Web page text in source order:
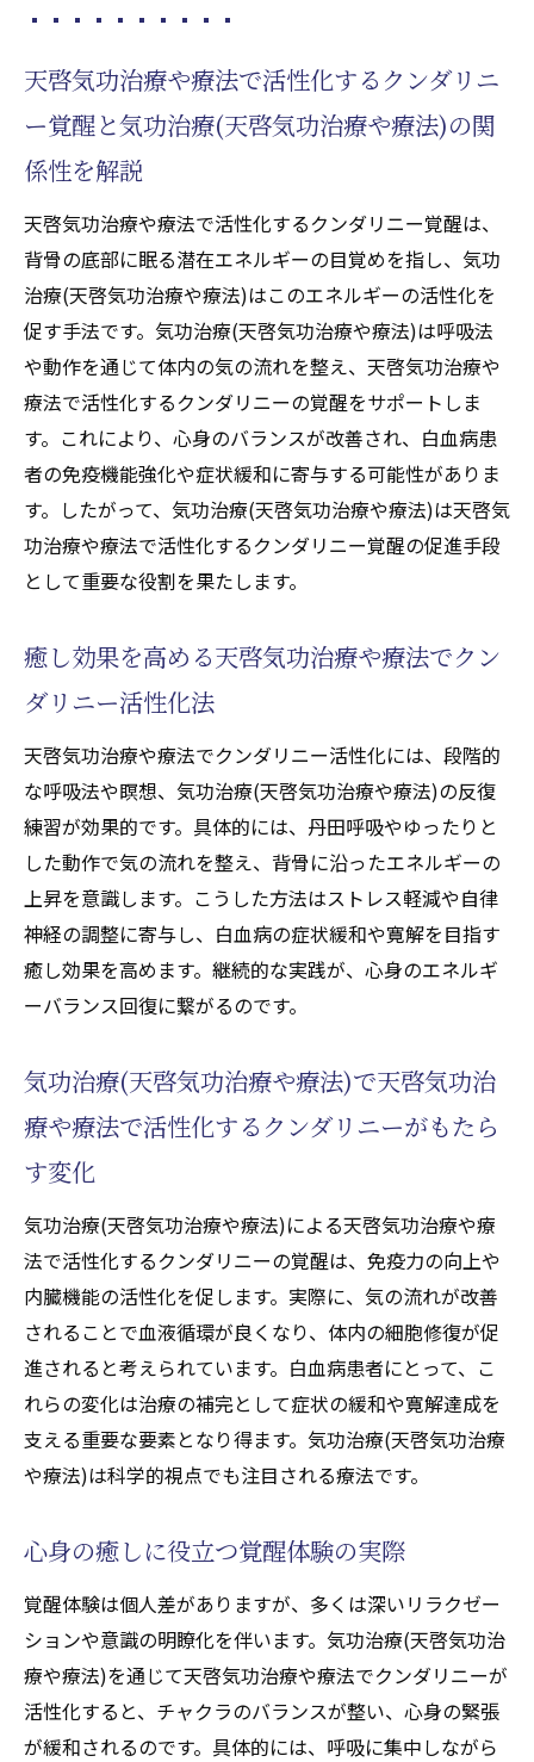
天啓気功治療や療法でクンダリニー活性化で得
天啓気功治療や療法でクンダリニー活性化
と気功治療(天啓気功治療や療法)による変化
健康増進に役立つ天啓気功治療や療法で活
性化するクンダリニー覚醒体験
気功治療(天啓気功治療や療法)で得られる天
啓気功治療や療法で活性化するクンダリニ
ーの恩恵
心身の健康改善に直結する覚醒効果
天啓気功治療や療法でのクンダリニー活性
化で期待できる癒し
気功治療(天啓気功治療や療法)と天啓気功治
療や療法で活性化するクンダリニーの相乗
効果
気功治療(天啓気功治療や療法)と天啓気功治療
ット
気功治療(天啓気功治療や療法)と天啓気功治
療や療法で活性化するチャクラ覚醒の組み
合わせ効果
実践で感じる気功治療(天啓気功治療や療法)
と天啓気功治療や療法で活性化するチャク
ラの変化
天啓気功治療や療法で活性化するチャクラ
覚醒で広がる気功治療(天啓気功治療や療法)
の可能性
気功治療や療法で活性化するチャクラ調整
の利点
気功治療(天啓気功治療や療法)の実践メリッ
トを徹底解説
天啓気功治療や療法で活性化するクンダリニ
ー覚醒と気功治療(天啓気功治療や療法)の関
係性を解説
天啓気功治療や療法で活性化するクンダリニー覚醒は、
背骨の底部に眠る潜在エネルギーの目覚めを指し、気功
治療(天啓気功治療や療法)はこのエネルギーの活性化を
促す手法です。気功治療(天啓気功治療や療法)は呼吸法
や動作を通じて体内の気の流れを整え、天啓気功治療や
療法で活性化するクンダリニーの覚醒をサポートしま
す。これにより、心身のバランスが改善され、白血病患
者の免疫機能強化や症状緩和に寄与する可能性がありま
す。したがって、気功治療(天啓気功治療や療法)は天啓気
功治療や療法で活性化するクンダリニー覚醒の促進手段
として重要な役割を果たします。
癒し効果を高める天啓気功治療や療法でクン
ダリニー活性化法
天啓気功治療や療法でクンダリニー活性化には、段階的
な呼吸法や瞑想、気功治療(天啓気功治療や療法)の反復
練習が効果的です。具体的には、丹田呼吸やゆったりと
した動作で気の流れを整え、背骨に沿ったエネルギーの
上昇を意識します。こうした方法はストレス軽減や自律
神経の調整に寄与し、白血病の症状緩和や寛解を目指す
癒し効果を高めます。継続的な実践が、心身のエネルギ
ーバランス回復に繋がるのです。
気功治療(天啓気功治療や療法)で天啓気功治
療や療法で活性化するクンダリニーがもたら
す変化
気功治療(天啓気功治療や療法)による天啓気功治療や療
法で活性化するクンダリニーの覚醒は、免疫力の向上や
内臓機能の活性化を促します。実際に、気の流れが改善
されることで血液循環が良くなり、体内の細胞修復が促
進されると考えられています。白血病患者にとって、こ
れらの変化は治療の補完として症状の緩和や寛解達成を
支える重要な要素となり得ます。気功治療(天啓気功治療
や療法)は科学的視点でも注目される療法です。
心身の癒しに役立つ覚醒体験の実際
覚醒体験は個人差がありますが、多くは深いリラクゼー
ションや意識の明瞭化を伴います。気功治療(天啓気功治
療や療法)を通じて天啓気功治療や療法でクンダリニーが
活性化すると、チャクラのバランスが整い、心身の緊張
が緩和されるのです。具体的には、呼吸に集中しながら